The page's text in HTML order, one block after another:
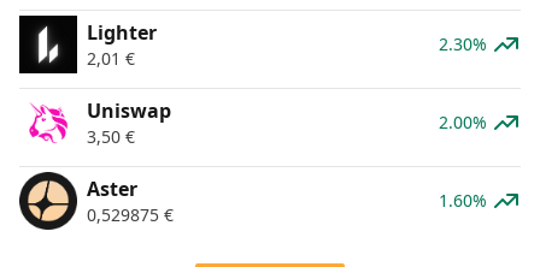
Lighter
2,01 €
2.30%
Uniswap
3,50 €
2.00%
Aster
0,529875 €
1.60%